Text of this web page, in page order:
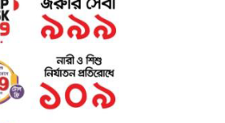
সহযোগিতা করে থাকেন।
ছাত্র ও ছাত্রীদের জন্য দুটি পৃথক মিলনায়তন
শিক্ষা উপকরণ, চলমান পত্র-পত্রিকা, সাময়িকী,
আছে।
গাইড : কলেজে ছাত্রদের জন্য রোভার স্কাউট এবং